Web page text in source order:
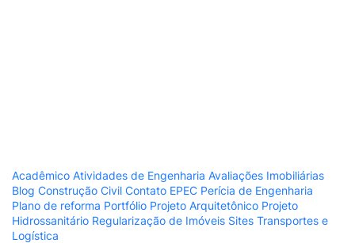
Acadêmico Atividades de Engenharia Avaliações Imobiliárias
Blog Construção Civil Contato EPEC Perícia de Engenharia
Plano de reforma Portfólio Projeto Arquitetônico Projeto
Hidrossanitário Regularização de Imóveis Sites Transportes e
Logística